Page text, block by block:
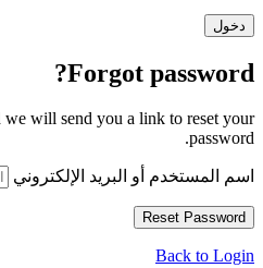
Forgot password?
we will send you a link to reset your
password.
اسم المستخدم أو البريد الإلكتروني
Back to Login